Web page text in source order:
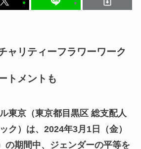
ャリティーフラワーワーク
トメントも
東京（東京都目黒区 総支配人
ク）は、2024年3月1日（金）
の期間中、ジェンダーの平等を